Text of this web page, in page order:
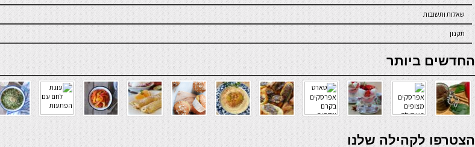
שאלות ותשובות
תקנון
online casino
החדשים ביותר
verde casino
הצטרפו לקהילה שלנו